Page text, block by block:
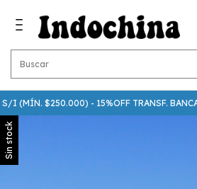
$250.000) - 15%OFF TRANSF. BANCARIA
Sin stock